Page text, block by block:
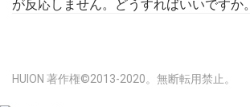
が反応しません。どうすればいいですか。
HUION 著作権©2013-2020。無断転用禁止。